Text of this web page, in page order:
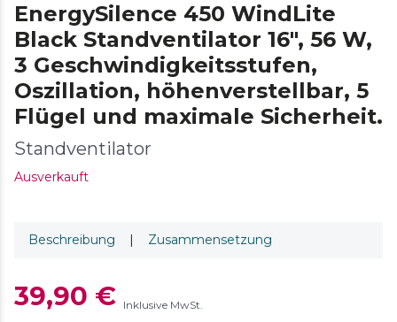
EnergySilence 450 WindLite
Black Standventilator 16″, 56 W,
3 Geschwindigkeitsstufen,
Oszillation, höhenverstellbar, 5
Flügel und maximale Sicherheit.
Standventilator
Ausverkauft
Beschreibung | Zusammensetzung
39,90 € Inklusive MwSt.